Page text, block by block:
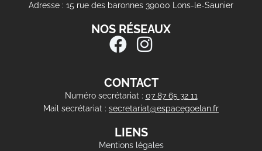
Adresse : 15 rue des baronnes 39000 Lons-le-Saunier
NOS RÉSEAUX
CONTACT
Numéro secrétariat : 07 87 65 32 11
Mail secrétariat : secretariat@espacegoelan.fr
LIENS
Mentions légales